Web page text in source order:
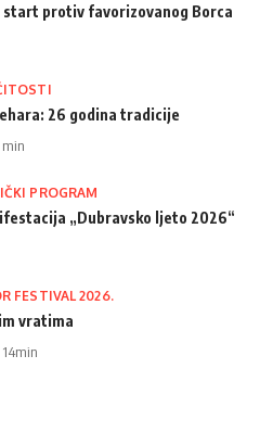
start protiv favorizovanog Borca
26 godina tradicije
min
PROGRAM
„Dubravsko ljeto 2026“
FESTIVAL 2026.
vratima
14min